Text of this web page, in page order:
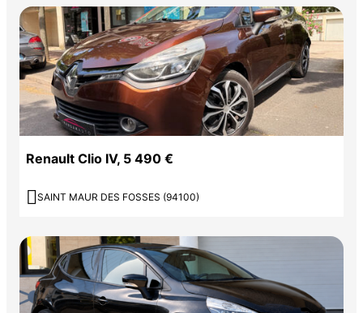
Renault Clio IV, 5 490 €
 SAINT MAUR DES FOSSES (94100)